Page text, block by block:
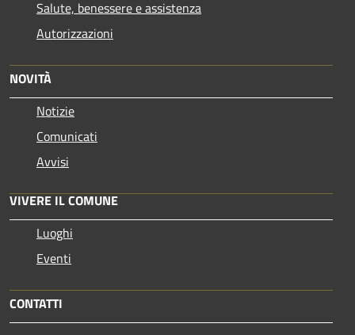
Salute, benessere e assistenza
Autorizzazioni
NOVITÀ
Notizie
Comunicati
Avvisi
VIVERE IL COMUNE
Luoghi
Eventi
CONTATTI